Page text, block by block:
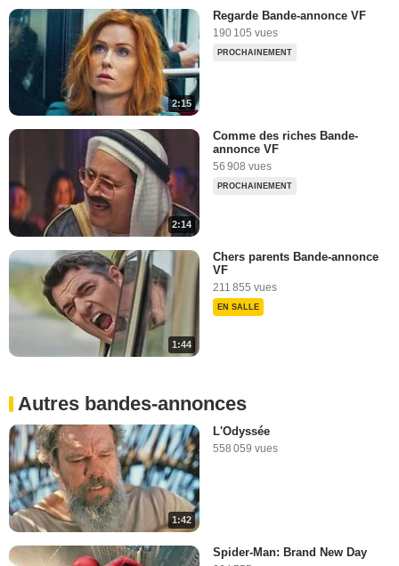
2:15
Regarde Bande-annonce VF
190 105 vues
PROCHAINEMENT
2:14
Comme des riches Bande-
annonce VF
56 908 vues
PROCHAINEMENT
1:44
Chers parents Bande-annonce
VF
211 855 vues
EN SALLE
Autres bandes-annonces
1:42
L'Odyssée
558 059 vues
Spider-Man: Brand New Day